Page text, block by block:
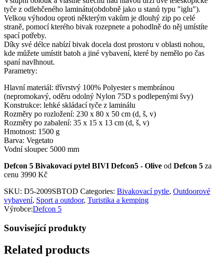
tyče z odlehčeného laminátu(obdobně jako u stanů typu "iglu").
Velkou výhodou oproti některým vakům je dlouhý zip po celé
straně, pomocí kterého bivak rozepnete a pohodlně do něj umístíte
spací potřeby.
Díky své délce nabízí bivak docela dost prostoru v oblasti nohou,
kde můžete umístit batoh a jiné vybavení, které by nemělo po čas
spaní navlhnout.
Parametry:
Hlavní materiál: třívrstvý 100% Polyester s membránou
(nepromokavý, oděru odolný Nylon 75D s podlepenými švy)
Konstrukce: lehké skládací tyče z laminálu
Rozměry po rozložení: 230 x 80 x 50 cm (d, š, v)
Rozměry po zabalení: 35 x 15 x 13 cm (d, š, v)
Hmotnost: 1500 g
Barva: Vegetato
Vodní sloupec 5000 mm
Defcon 5 Bivakovací pytel BIVI Defcon5 - Olive od Defcon 5 za
cenu 3990 Kč
SKU: D5-2009SBTOD Categories: Bivakovací pytle, Outdoorové
vybavení, Sport a outdoor, Turistika a kemping
Výrobce:Defcon 5
Související produkty
Related products